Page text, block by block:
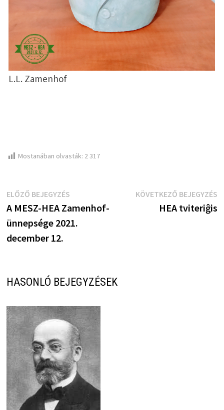
L.L. Zamenhof
Mostanában olvasták: 2 317
Bejegyzés
navigáció
ELŐZŐ BEJEGYZÉSElőző
bejegyzés:
A MESZ-HEA Zamenhof-
ünnepsége 2021.
december 12.
KÖVETKEZŐ BEJEGYZÉS
HEA tviteriĝis
HASONLÓ BEJEGYZÉSEK